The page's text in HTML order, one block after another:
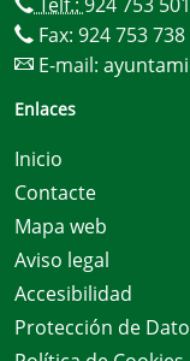
Fax: 924 753 738
E-mail:
Enlaces
Inicio
Contacte
Mapa web
Aviso legal
Accesibilidad
Protección de